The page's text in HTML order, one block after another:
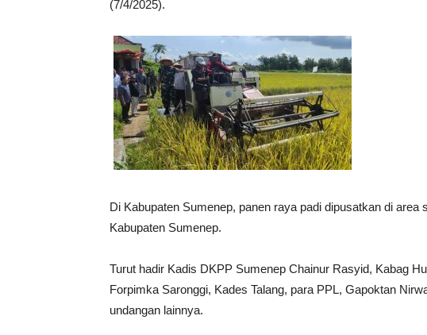
(7/4/2025).
Di Kabupaten Sumenep, panen raya padi dipusatkan di area
Kabupaten Sumenep.
Turut hadir Kadis DKPP Sumenep Chainur Rasyid, Kabag
Forpimka Saronggi, Kades Talang, para PPL, Gapoktan
undangan lainnya.